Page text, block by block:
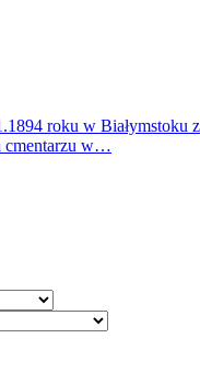
roku w
cmentarzu w…